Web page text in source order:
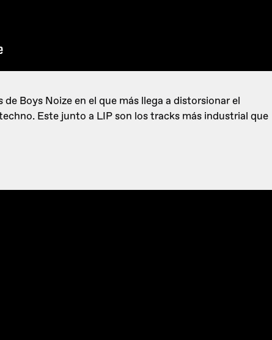
Boys Noize en el que más llega a distorsionar el
Este junto a LIP son los tracks más industrial que